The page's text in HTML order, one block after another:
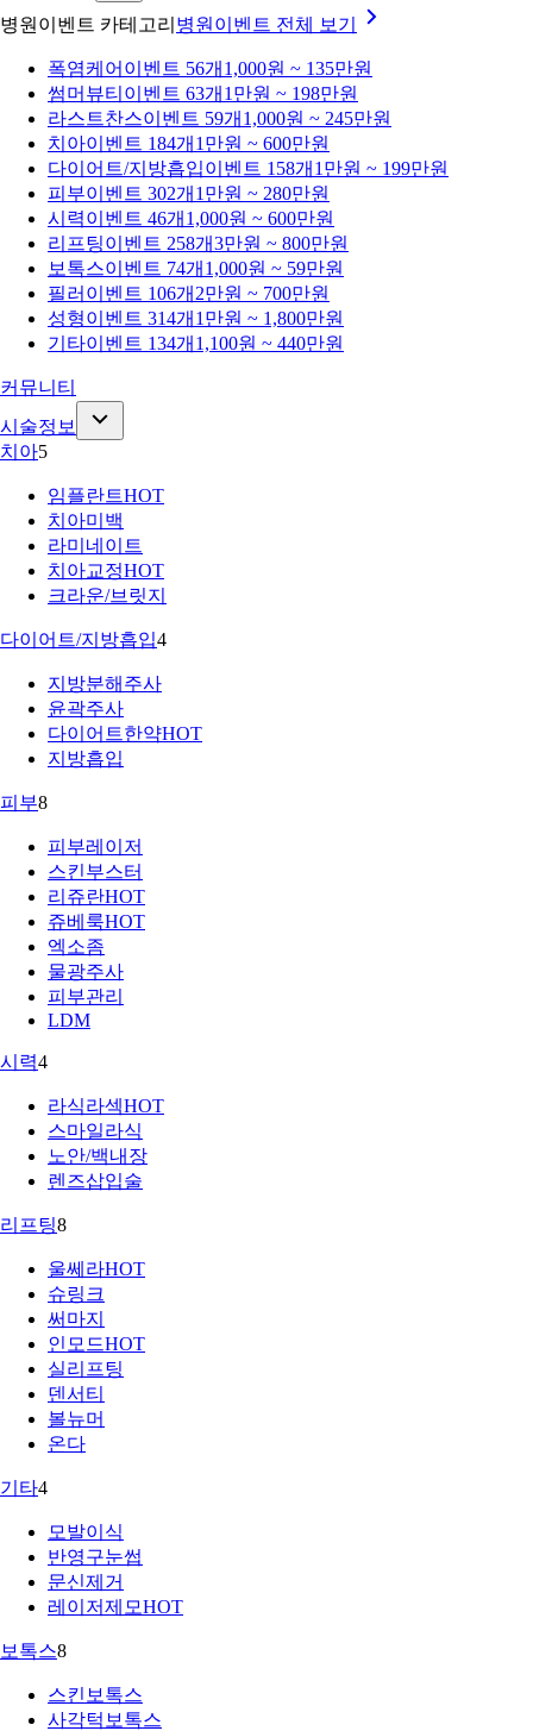
병원이벤트 카테고리 병원이벤트 전체 보기
폭염케어 이벤트 56개 1,000원 ~ 135만원
썸머뷰티 이벤트 63개 1만원 ~ 198만원
라스트찬스이벤트 59개 1,000원 ~ 245만원
치아이벤트 184개 1만원 ~ 600만원
다이어트/지방흡입이벤트 158개 1만원 ~ 199만원
피부이벤트 302개 1만원 ~ 280만원
시력이벤트 46개 1,000원 ~ 600만원
리프팅이벤트 258개3만원 ~ 800만원
보톡스이벤트 74개 1,000원 ~ 59만원
필러 이벤트 106개 2만원 ~ 700만원
성형이벤트 314개 1만원 ~ 1,800만원
기타이벤트 134개 1,100원 ~ 440만원
커뮤니티
시술정보
치아5
임플란트HOT
치아미백
라미네이트
치아교정HOT
크라운/브릿지
다이어트/지방흡입4
지방분해주사
윤곽주사
다이어트한약HOT
지방흡입
피부8
피부레이저
스킨부스터
리쥬란HOT
쥬베룩HOT
엑소좀
물광주사
피부관리
LDM
시력4
라식라섹HOT
스마일라식
노안/백내장
렌즈삽입술
리프팅8
울쎄라HOT
슈링크
써마지
인모드HOT
실리프팅
덴서티
볼뉴머
온다
기타4
모발이식
반영구눈썹
문신제거
레이저제모HOT
보톡스8
스킨보톡스
사각턱보톡스